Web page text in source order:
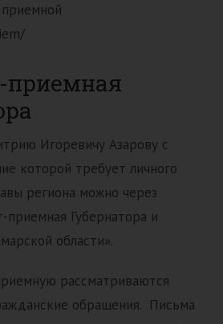
приемная
Игоревичу Азарову с
которой требует личного
региона можно через
приемная Губернатора и
области».
рассматриваются
обращения. Письма